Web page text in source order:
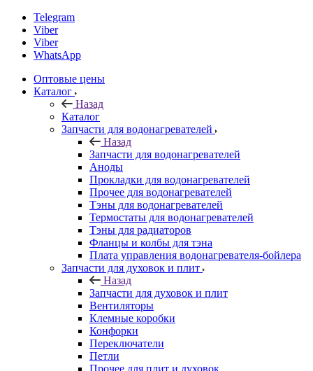
Telegram
Viber
Viber
WhatsApp
Оптовые цены
Каталог
Назад
Каталог
Запчасти для водонагревателей
Назад
Запчасти для водонагревателей
Аноды
Прокладки для водонагревателей
Прочее для водонагревателей
Тэны для водонагревателей
Термостаты для водонагревателей
Тэны для радиаторов
Фланцы и колбы для тэна
Плата управления водонагревателя-бойлера
Запчасти для духовок и плит
Назад
Запчасти для духовок и плит
Вентиляторы
Клемные коробки
Конфорки
Переключатели
Петли
Прочее для плит и духовок